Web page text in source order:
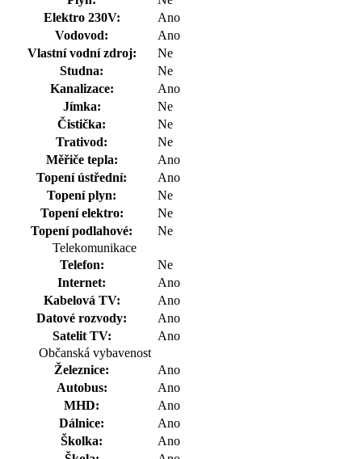
Elektro 230V:
Ano
Vodovod:
Ano
Vlastní vodní zdroj:
Ne
Studna:
Ne
Kanalizace:
Ano
Jímka:
Ne
Čistička:
Ne
Trativod:
Ne
Měřiče tepla:
Ano
Topení ústřední:
Ano
Topení plyn:
Ne
Topení elektro:
Ne
Topení podlahové:
Ne
Telekomunikace
Telefon:
Ne
Internet:
Ano
Kabelová TV:
Ano
Datové rozvody:
Ano
Satelit TV:
Ano
Občanská vybavenost
Železnice:
Ano
Autobus:
Ano
MHD:
Ano
Dálnice:
Ano
Školka:
Ano